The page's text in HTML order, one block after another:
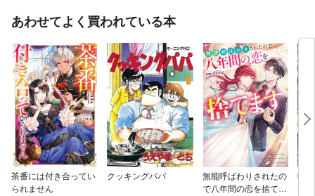
あわせてよく買われている本
茶番には付き合ってい
られません
クッキングパパ
無能呼ばわりされたの
で八年間の恋を捨てま
転
ナ